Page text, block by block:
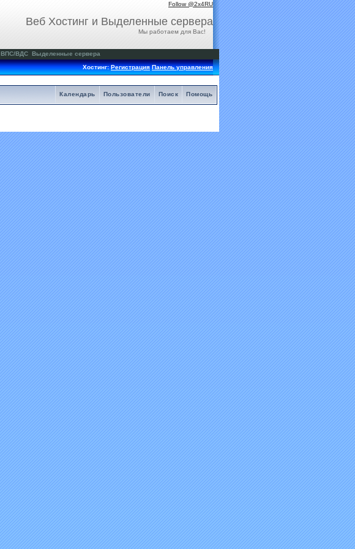
Follow @2x4RU
Веб Хостинг и Выделенные сервера
Мы работаем для Вас!
ВПС/ВДС Выделенные сервера
Хостинг:Регистрация Панель управления
Помощь
Поиск
Пользователи
Календарь